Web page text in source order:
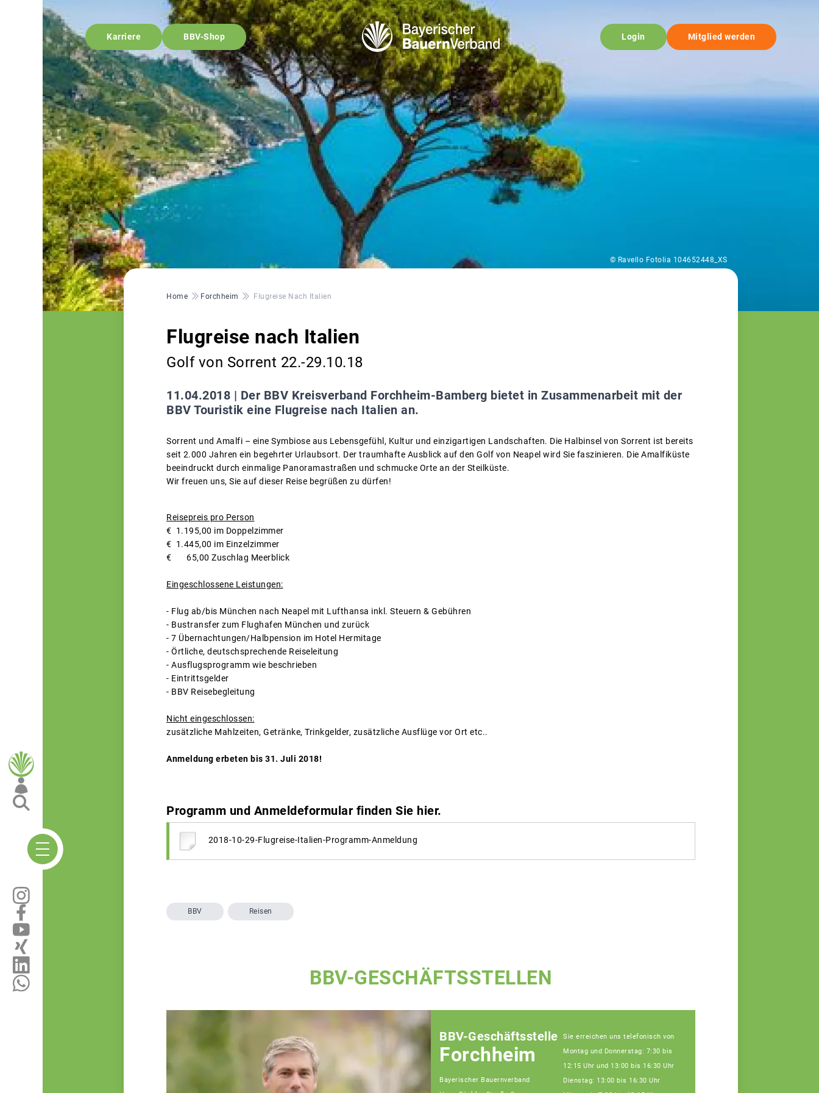
Karriere BBV-Shop Login Mitglied werden
© Ravello Fotolia 104652448_XS
Pfadnavigation
Home Forchheim Flugreise Nach Italien
Flugreise nach Italien
Golf von Sorrent 22.-29.10.18
11.04.2018 | Der BBV Kreisverband Forchheim-Bamberg bietet in Zusammenarbeit mit der
BBV Touristik eine Flugreise nach Italien an.
Sorrent und Amalfi – eine Symbiose aus Lebensgefühl, Kultur und einzigartigen Landschaften. Die Halbinsel von Sorrent ist bereits
seit 2.000 Jahren ein begehrter Urlaubsort. Der traumhafte Ausblick auf den Golf von Neapel wird Sie faszinieren. Die Amalfiküste
beeindruckt durch einmalige Panoramastraßen und schmucke Orte an der Steilküste.
Wir freuen uns, Sie auf dieser Reise begrüßen zu dürfen!
Reisepreis pro Person
€ 1.195,00 im Doppelzimmer
€ 1.445,00 im Einzelzimmer
€ 65,00 Zuschlag Meerblick
Eingeschlossene Leistungen:
- Flug ab/bis München nach Neapel mit Lufthansa inkl. Steuern & Gebühren
- Bustransfer zum Flughafen München und zurück
- 7 Übernachtungen/Halbpension im Hotel Hermitage
- Örtliche, deutschsprechende Reiseleitung
- Ausflugsprogramm wie beschrieben
- Eintrittsgelder
- BBV Reisebegleitung
Nicht eingeschlossen:
zusätzliche Mahlzeiten, Getränke, Trinkgelder, zusätzliche Ausflüge vor Ort etc..
Anmeldung erbeten bis 31. Juli 2018!
Programm und Anmeldeformular finden Sie hier.
2018-10-29-Flugreise-Italien-Programm-Anmeldung
BBV Reisen
BBV-GESCHÄFTSSTELLEN
BBV-Geschäftsstelle
Forchheim
Bayerischer Bauernverband
Sie erreichen uns telefonisch von
Montag und Donnerstag: 7:30 bis
12:15 Uhr und 13:00 bis 16:30 Uhr
Dienstag: 13:00 bis 16:30 Uhr